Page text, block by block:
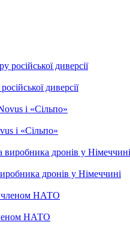
диверсії
і «Сільпо»
дронів у Німеччині
НАТО